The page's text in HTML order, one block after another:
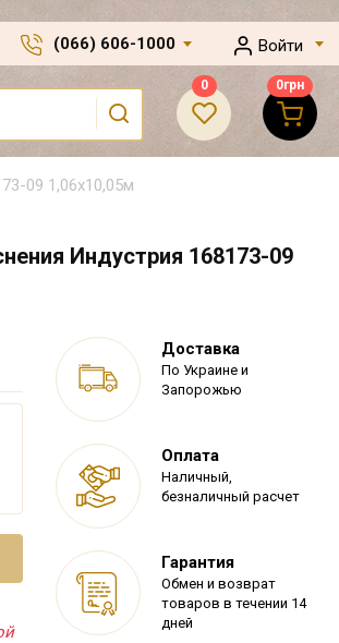
(066) 606-1000 Войти
0 0грн
09 1,06х10,05м
Индустрия 168173-09
Доставка
По Украине и
Запорожью
Оплата
Наличный,
безналичный расчет
Гарантия
Обмен и возврат
товаров в течении 14
дней